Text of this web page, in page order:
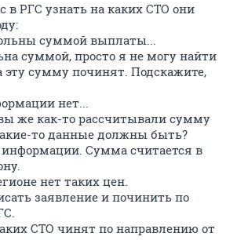
в РГС узнать на каких СТО они
суммой выплаты...
суммой, просто я не могу найти
эту сумму починят. Подскажите,
нет...
же как-то рассчитывали сумму
то данные должны быть?
информации. Сумма считается в
нет таких цен.
заявление и починить по
СТО чинят по направлению от